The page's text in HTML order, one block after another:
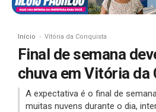
Início Vitória da Conquista
Final de semana
chuva em Vitória da
A expectativa é o final de
muitas nuvens durante o dia,